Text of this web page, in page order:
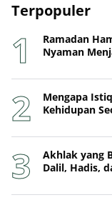
Terpopuler
Ramadan
Nyaman
Mengapa
Kehidupan
Akhlak yang
Dalil, Hadis,